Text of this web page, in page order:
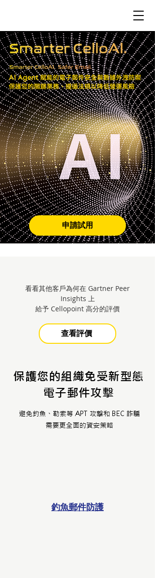
申請試用
看看其他客戶為何在 Gartner Peer
Insights 上
給予 Cellopoint 高分的評價
查看評價
保護您的組織免受新型態
電子郵件攻擊
避免釣魚、勒索等 APT 攻擊和 BEC 詐騙
需要更全面的資安策略
釣魚郵件防護